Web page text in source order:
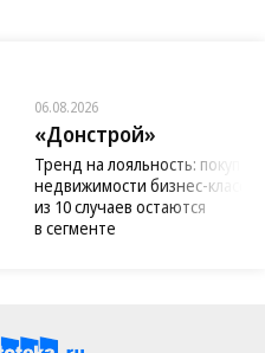
06.08.2026
«Донстрой»
Тренд на лояльность:
недвижимости бизнес-класса
из 10 случаев остаются
в сегменте